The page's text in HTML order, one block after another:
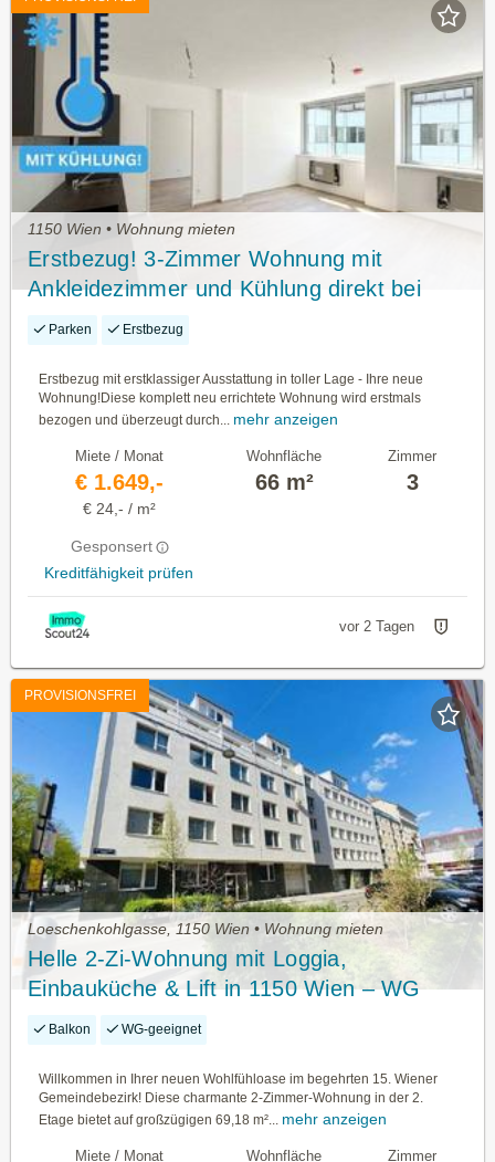
1150 Wien • Wohnung mieten
Erstbezug! 3-Zimmer Wohnung mit
Ankleidezimmer und Kühlung direkt bei
U4/U6
Parken Erstbezug
Erstbezug mit erstklassiger Ausstattung in toller Lage - Ihre neue
Wohnung!Diese komplett neu errichtete Wohnung wird erstmals
bezogen und überzeugt durch... mehr anzeigen
Miete / Monat
€ 1.649,-
€ 24,- / m²
Gesponsert
Kreditfähigkeit prüfen
Wohnfläche
66 m²
Zimmer
3
vor 2 Tagen
PROVISIONSFREI
Loeschenkohlgasse, 1150 Wien • Wohnung mieten
Helle 2-Zi-Wohnung mit Loggia,
Einbauküche & Lift in 1150 Wien – WG
geeignet!
Balkon WG-geeignet
Willkommen in Ihrer neuen Wohlfühloase im begehrten 15. Wiener
Gemeindebezirk! Diese charmante 2-Zimmer-Wohnung in der 2.
Etage bietet auf großzügigen 69,18 m²... mehr anzeigen
Miete / Monat Wohnfläche Zimmer